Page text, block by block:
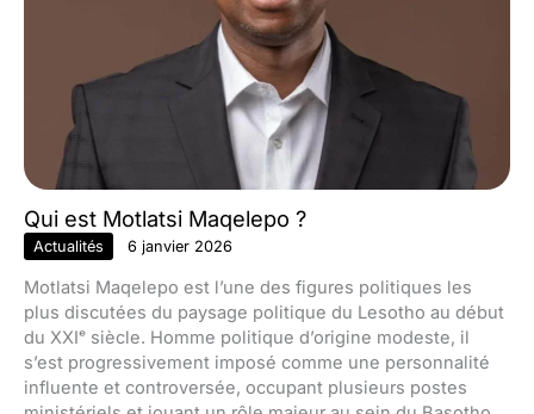
Qui est Motlatsi Maqelepo ?
Actualités 6 janvier 2026
Motlatsi Maqelepo est l’une des figures politiques les
plus discutées du paysage politique du Lesotho au début
du XXIᵉ siècle. Homme politique d’origine modeste, il
s’est progressivement imposé comme une personnalité
influente et controversée, occupant plusieurs postes